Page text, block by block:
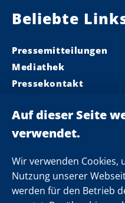
Wir verwenden Cookies,
Nutzung unserer
werden für den Betrieb
Beliebte
Pressemitteilungen
Mediathek
Pressekontakt
Landeskabinett
Einsamkeit